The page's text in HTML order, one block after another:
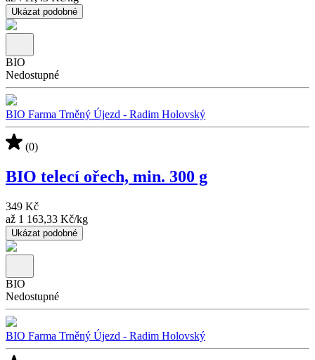
Ukázat podobné
BIO
Nedostupné
BIO Farma Trněný Újezd - Radim Holovský
(0)
BIO telecí ořech, min. 300 g
349 Kč
až 1 163,33 Kč/kg
Ukázat podobné
BIO
Nedostupné
BIO Farma Trněný Újezd - Radim Holovský